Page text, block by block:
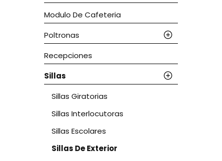
Modulo De Cafeteria
Poltronas
Recepciones
Sillas
Sillas Giratorias
Sillas Interlocutoras
Sillas Escolares
Sillas De Exterior